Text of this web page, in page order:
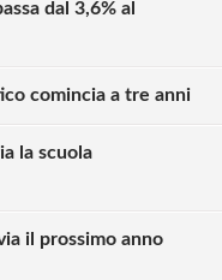
dal 3,6% al
comincia a tre anni
la scuola
il prossimo anno